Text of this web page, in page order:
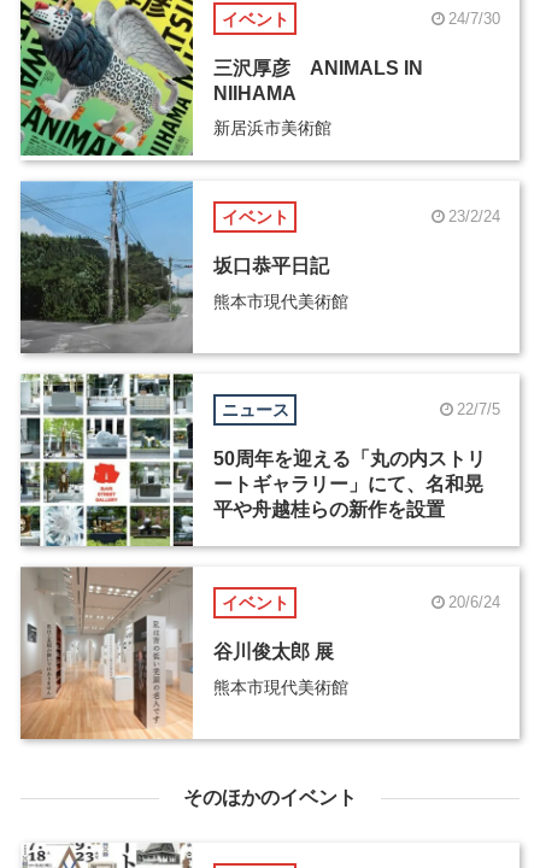
イベント 24/7/30
三沢厚彦 ANIMALS IN
NIIHAMA
新居浜市美術館
イベント 23/2/24
坂口恭平日記
熊本市現代美術館
ニュース 22/7/5
50周年を迎える「丸の内ストリ
ートギャラリー」にて、名和晃
平や舟越桂らの新作を設置
イベント 20/6/24
谷川俊太郎 展
熊本市現代美術館
そのほかのイベント